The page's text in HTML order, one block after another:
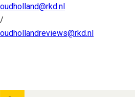
oudholland@rkd.nl
/
oudhollandreviews@rkd.nl